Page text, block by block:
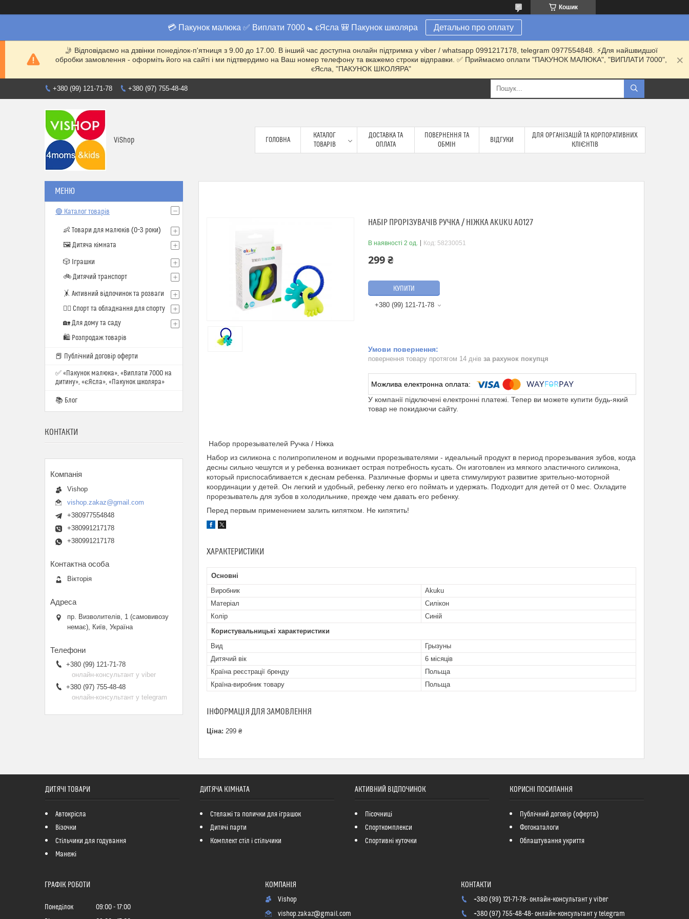
Кошик
💳 Пакунок малюка ✅ Виплати 7000 🚼 єЯсла 🎒 Пакунок школяра Детально про оплату
🤳 Відповідаємо на дзвінки понеділок-п'ятниця з 9.00 до 17.00. В інший час доступна онлайн підтримка у viber / whatsapp 0991217178, telegram 0977554848. ⚡️Для найшвидшої
обробки замовлення - оформіть його на сайті і ми підтвердимо на Ваш номер телефону та вкажемо строки відправки. ✅ Приймаємо оплати "ПАКУНОК МАЛЮКА", "ВИПЛАТИ 7000",
єЯсла, "ПАКУНОК ШКОЛЯРА"
+380 (99) 121-71-78 +380 (97) 755-48-48
ViShop ГОЛОВНА
КАТАЛОГ
ТОВАРІВ
ДОСТАВКА ТА
ОПЛАТА
ПОВЕРНЕННЯ ТА
ОБМІН
ВІДГУКИ
ДЛЯ ОРГАНІЗАЦІЙ ТА КОРПОРАТИВНИХ
КЛІЄНТІВ
НАБІР ПРОРІЗУВАЧІВ РУЧКА / НІЖКА AKUKU A0127
В наявності 2 од. Код: 58230051
299 ₴
КУПИТИ
+380 (99) 121-71-78
повернення товару протягом 14 днів за рахунок покупця
У компанії підключені електронні платежі. Тепер ви можете купити будь-який
товар не покидаючи сайту.
Набор прорезывателей Ручка / Ніжка
Набор из силикона с полипропиленом и водными прорезывателями - идеальный продукт в период прорезывания зубов, когда
десны сильно чешутся и у ребенка возникает острая потребность кусать. Он изготовлен из мягкого эластичного силикона,
который приспосабливается к деснам ребенка. Различные формы и цвета стимулируют развитие зрительно-моторной
координации у детей. Он легкий и удобный, ребенку легко его поймать и удержать. Подходит для детей от 0 мес. Охладите
прорезыватель для зубов в холодильнике, прежде чем давать его ребенку.
Перед первым применением залить кипятком. Не кипятить!
ХАРАКТЕРИСТИКИ
Основні
Виробник
Akuku
Матеріал
Силікон
Колір
Синій
Користувальницькі характеристики
Вид
Грызуны
Дитячий вік
6 місяців
Країна реєстрації бренду
Польща
Країна-виробник товару
Польща
ІНФОРМАЦІЯ ДЛЯ ЗАМОВЛЕННЯ
Ціна: 299 ₴
🟢 Каталог товарів
👶 Товари для малюків (0–3 роки)
🖼️ Дитяча кімната
🎲 Іграшки
🚲 Дитячий транспорт
🤸 Активний відпочинок та розваги
🏋️‍♂️ Спорт та обладнання для спорту
🏡 Для дому та саду
🛍 Розпродаж товарів
📕 Публічний договір оферти
✅ «Пакунок малюка», «Виплати 7000 на
дитину», «єЯсла», «Пакунок школяра»
📚 Блог
КОНТАКТИ
Vishop
vishop.zakaz@gmail.com
+380977554848
+380991217178
+380991217178
Вікторія
пр. Визволителів, 1 (самовивозу
немає), Київ, Україна
+380 (99) 121-71-78
онлайн-консультант у viber
+380 (97) 755-48-48
онлайн-консультант у telegram
ДИТЯЧІ ТОВАРИ
Автокрісла
Візочки
Стільчики для годування
Манежі
ДИТЯЧА КІМНАТА
Стелажі та полички для іграшок
Дитячі парти
Комплект стіл і стільчики
АКТИВНИЙ ВІДПОЧИНОК
Пісочниці
Спорткомплекси
Спортивні куточки
КОРИСНІ ПОСИЛАННЯ
Публічний договір (оферта)
Фотокаталоги
Облаштування укриття
ГРАФІК РОБОТИ
Понеділок 09:00
17:00
Vishop
vishop.zakaz@gmail.com
+380 (99) 121-71-78 онлайн-консультант у viber
+380 (97) 755-48-48 онлайн-консультант у telegram